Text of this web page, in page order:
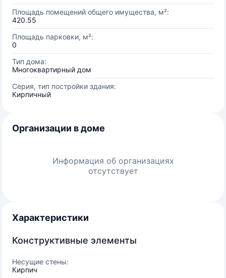
Площадь помещений общего имущества, м²:
420.55
Площадь парковки, м²:
0
Тип дома:
Многоквартирный дом
Серия, тип постройки здания:
Кирпичный
Организации в доме
Информация об организациях
отсутствует
Характеристики
Конструктивные элементы
Несущие стены:
Кирпич